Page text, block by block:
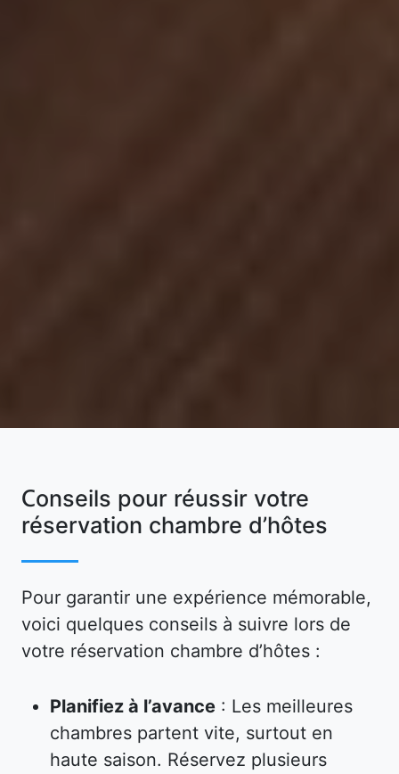
Conseils pour réussir votre
réservation chambre d’hôtes
Pour garantir une expérience mémorable,
voici quelques conseils à suivre lors de
votre réservation chambre d’hôtes :
Planifiez à l’avance : Les meilleures
chambres partent vite, surtout en
haute saison. Réservez plusieurs